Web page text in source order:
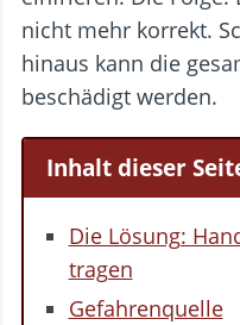
nicht mehr korrekt.
hinaus kann die
beschädigt werden.
Inhalt dieser
Die Lösung:
tragen
Gefahrenquelle